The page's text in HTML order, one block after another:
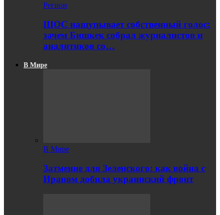
Регион
ШОС нащупывает собственный голос:
зачем Бишкек собрал журналистов и
аналитиков со…
В Мире
В Мире
Затмение для Зеленского: как война с
Ираном добила украинский фронт